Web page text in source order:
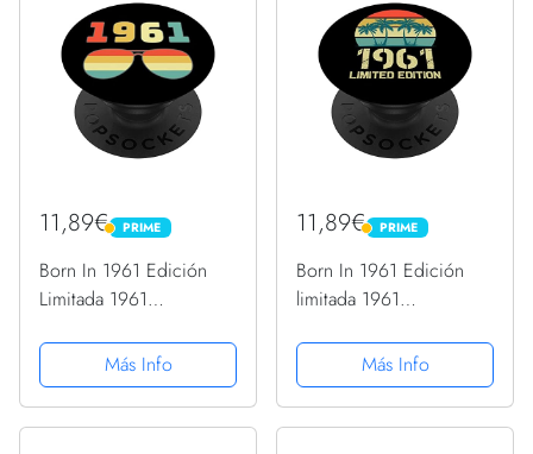
11,89€ PRIME
PRIME
Born In 1961 Edición
Limitada 1961
1961 PopSockets
PopGrip Intercambiable
Más Info
11,89€ PRIME
PRIME
Born In 1961 Edición
limitada 1961
1961 PopSockets
PopGrip Intercambiable
Más Info